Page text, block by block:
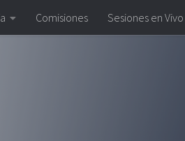
Comisiones Sesiones en Vivo